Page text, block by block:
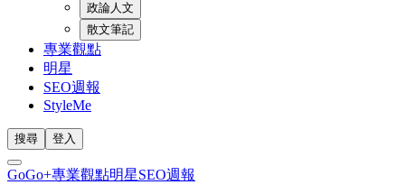
政論人文
散文筆記
專業觀點
明星
SEO週報
StyleMe
搜尋 登入
GoGo+專業觀點明星SEO週報